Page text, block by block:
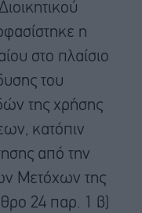
η
στο πλαίσιο
του
της χρήσης
κατόπιν
από την
Μετόχων της
24 παρ. 1 β)